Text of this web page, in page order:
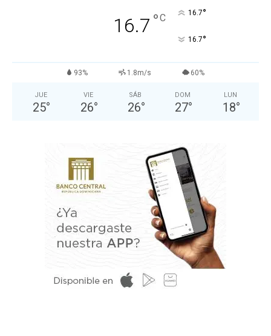
16.7 °C 16.7°
16.7°
93% 1.8m/s 60%
JUE
25°
VIE
26°
SÁB
26°
DOM
27°
LUN
18°